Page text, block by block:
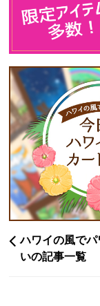
ハワイの風で
いの記事一覧